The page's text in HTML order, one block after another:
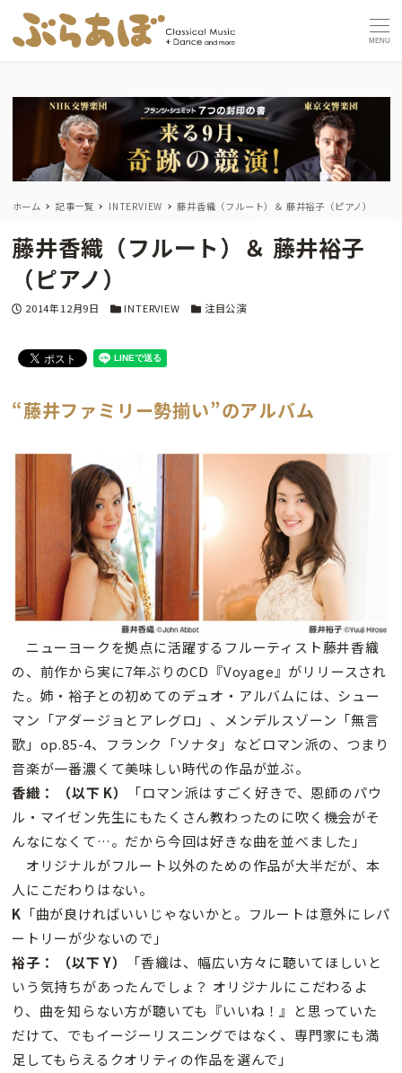
MENU
ホーム 記事一覧 INTERVIEW 藤井香織（フルート）＆ 藤井裕子（ピアノ）
藤井香織（フルート）＆ 藤井裕子
（ピアノ）
投稿日
2014年12月9日 カテゴリー
INTERVIEW カテゴリー
注目公演
“藤井ファミリー勢揃い”のアルバム
ニューヨークを拠点に活躍するフルーティスト藤井香織
の、前作から実に7年ぶりのCD『Voyage』がリリースされ
た。姉・裕子との初めてのデュオ・アルバムには、シュー
マン「アダージョとアレグロ」、メンデルスゾーン「無言
歌」op.85-4、フランク「ソナタ」などロマン派の、つまり
音楽が一番濃くて美味しい時代の作品が並ぶ。
香織： （以下 K）
「ロマン派はすごく好きで、恩師のパウ
ル・マイゼン先生にもたくさん教わったのに吹く機会がそ
んなになくて…。だから今回は好きな曲を並べました」
オリジナルがフルート以外のための作品が大半だが、本
人にこだわりはない。
K 「曲が良ければいいじゃないかと。フルートは意外にレパ
ートリーが少ないので」
裕子： （以下 Y）
「香織は、幅広い方々に聴いてほしいと
いう気持ちがあったんでしょ？ オリジナルにこだわるよ
り、曲を知らない方が聴いても『いいね！』と思っていた
だけて、でもイージーリスニングではなく、専門家にも満
足してもらえるクオリティの作品を選んで」